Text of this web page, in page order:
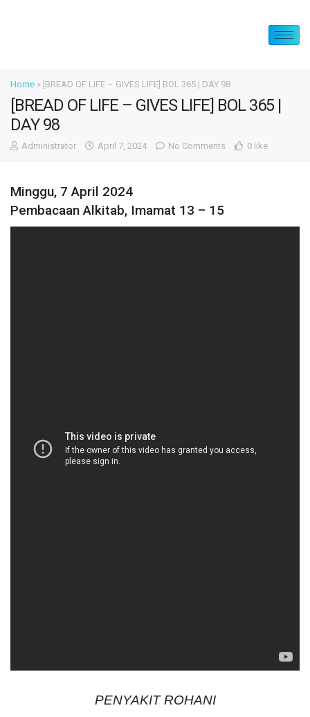
Home » [BREAD OF LIFE – GIVES LIFE] BOL 365 | DAY 98
[BREAD OF LIFE – GIVES LIFE] BOL 365 |
DAY 98
Administrator April 7, 2024 No Comments 0 like
Minggu, 7 April 2024
Pembacaan Alkitab, Imamat 13 – 15
PENYAKIT ROHANI